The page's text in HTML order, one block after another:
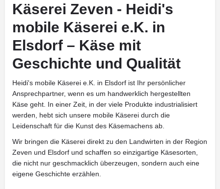
Käserei Zeven - Heidi's
mobile Käserei e.K. in
Elsdorf – Käse mit
Geschichte und Qualität
Heidi's mobile Käserei e.K. in Elsdorf ist Ihr persönlicher
Ansprechpartner, wenn es um handwerklich hergestellten
Käse geht. In einer Zeit, in der viele Produkte industrialisiert
werden, hebt sich unsere mobile Käserei durch die
Leidenschaft für die Kunst des Käsemachens ab.
Wir bringen die Käserei direkt zu den Landwirten in der Region
Zeven und Elsdorf und schaffen so einzigartige Käsesorten,
die nicht nur geschmacklich überzeugen, sondern auch eine
eigene Geschichte erzählen.